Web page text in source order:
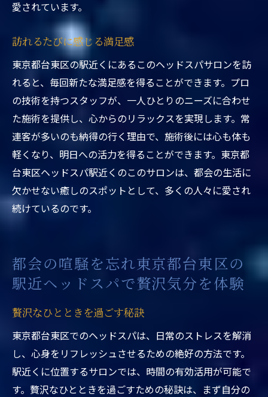
駅近の便利さが魅力の理由
訪れるたびに新たな発見
プロの手による本格的なケア
心と体のメンテナンスの重要性
癒しの時間を提供するサロン
愛されています。
訪れるたびに感じる満足感
東京都台東区の駅近くにあるこのヘッドスパサロンを訪
れると、毎回新たな満足感を得ることができます。プロ
の技術を持つスタッフが、一人ひとりのニーズに合わせ
た施術を提供し、心からのリラックスを実現します。常
連客が多いのも納得の行く理由で、施術後には心も体も
軽くなり、明日への活力を得ることができます。東京都
台東区ヘッドスパ駅近くのこのサロンは、都会の生活に
欠かせない癒しのスポットとして、多くの人々に愛され
続けているのです。
都会の喧騒を忘れ東京都台東区の
駅近ヘッドスパで贅沢気分を体験
贅沢なひとときを過ごす秘訣
東京都台東区でのヘッドスパは、日常のストレスを解消
し、心身をリフレッシュさせるための絶好の方法です。
駅近くに位置するサロンでは、時間の有効活用が可能で
す。贅沢なひとときを過ごすための秘訣は、まず自分の